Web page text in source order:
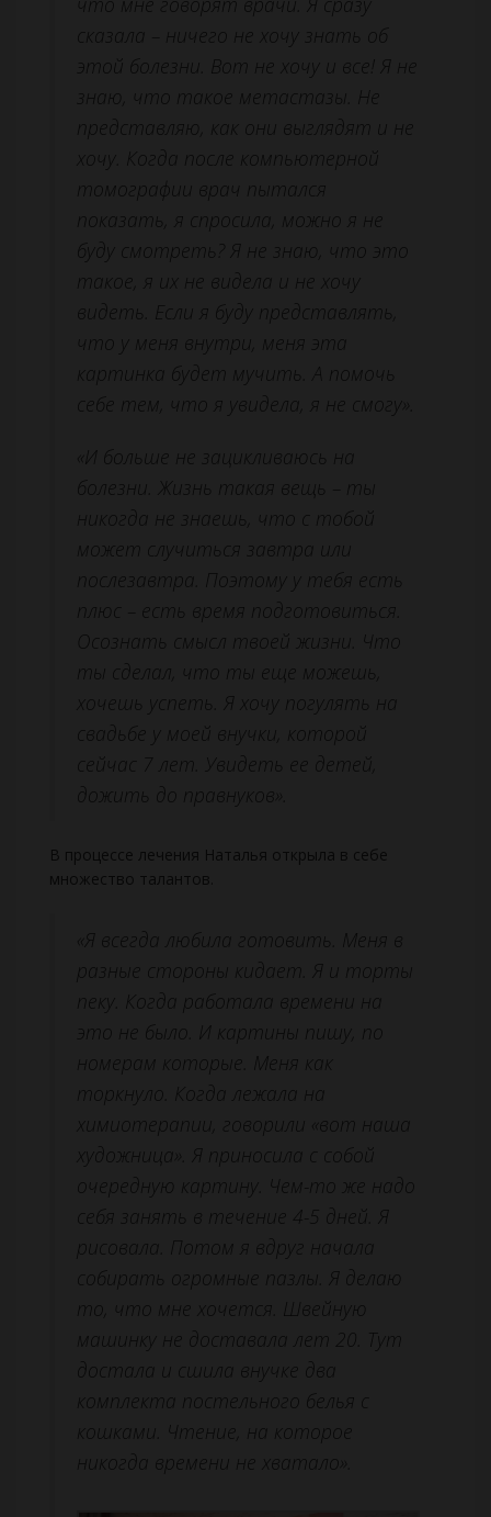
сказала – ничего не хочу знать об
этой болезни. Вот не хочу и все! Я не
знаю, что такое метастазы. Не
представляю, как они выглядят и не
хочу. Когда после компьютерной
томографии врач пытался
показать, я спросила, можно я не
буду смотреть? Я не знаю, что это
такое, я их не видела и не хочу
видеть. Если я буду представлять,
что у меня внутри, меня эта
картинка будет мучить. А помочь
себе тем, что я увидела, я не смогу».
«И больше не зацикливаюсь на
болезни. Жизнь такая вещь – ты
никогда не знаешь, что с тобой
может случиться завтра или
послезавтра. Поэтому у тебя есть
плюс – есть время подготовиться.
Осознать смысл твоей жизни. Что
ты сделал, что ты еще можешь,
хочешь успеть. Я хочу погулять на
свадьбе у моей внучки, которой
сейчас 7 лет. Увидеть ее детей,
дожить до правнуков».
В процессе лечения Наталья открыла в себе
множество талантов.
«Я всегда любила готовить. Меня в
разные стороны кидает. Я и торты
пеку. Когда работала времени на
это не было. И картины пишу, по
номерам которые. Меня как
торкнуло. Когда лежала на
химиотерапии, говорили «вот наша
художница». Я приносила с собой
очередную картину. Чем-то же надо
себя занять в течение 4-5 дней. Я
рисовала. Потом я вдруг начала
собирать огромные пазлы. Я делаю
то, что мне хочется. Швейную
машинку не доставала лет 20. Тут
достала и сшила внучке два
комплекта постельного белья с
кошками. Чтение, на которое
никогда времени не хватало».